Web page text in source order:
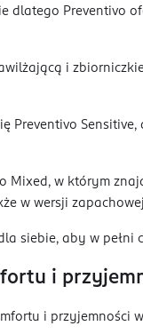
dlatego Preventivo
i
Preventivo
Mixed, w którym
w wersji
siebie, aby w pełni
i
i przyjemności